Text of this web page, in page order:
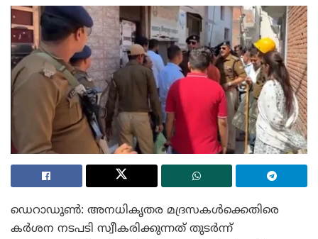
ഡെറാഡൂൺ: അനധികൃതര മദ്രസകൾക്കെതിരെ
കർശന നടപടി സ്വീകരിക്കുന്നത് തുടർന്ന്